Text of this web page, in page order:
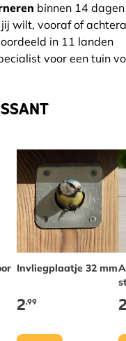
binnen 14 dagen
wilt, vooraf of
in 11 landen
voor een tuin
Invliegplaatje 32 mm
2,99